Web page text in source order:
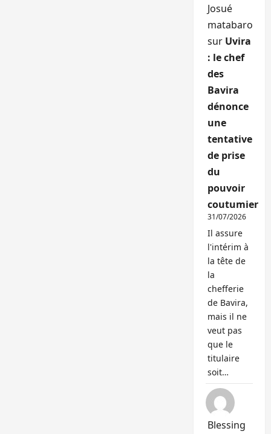
Josué
matabaro
sur Uvira
: le chef
des
Bavira
dénonce
une
tentative
de prise
du
pouvoir
coutumier
31/07/2026
Il assure
l'intérim à
la tête de
la
chefferie
de Bavira,
mais il ne
veut pas
que le
titulaire
soit…
Blessing